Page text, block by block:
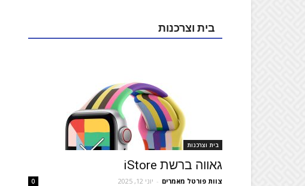
בית וצרכנות
בית וצרכנות
גאווה ברשת iStore
צוות פורטל מאמרים - יוני 12, 2025 0